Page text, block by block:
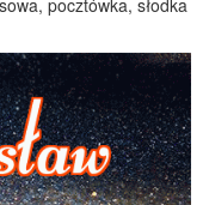
pocztówka, słodka